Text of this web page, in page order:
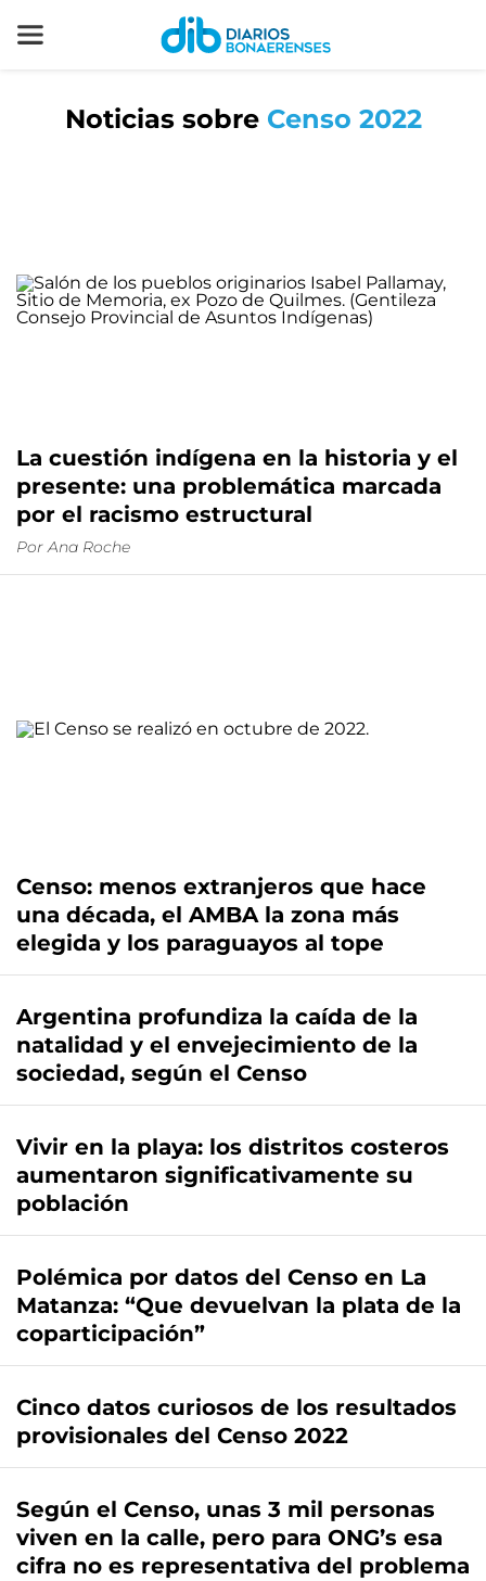
Noticias sobre Censo 2022
La cuestión indígena en la historia y el
presente: una problemática marcada
por el racismo estructural
Por Ana Roche
Censo: menos extranjeros que hace
una década, el AMBA la zona más
elegida y los paraguayos al tope
Argentina profundiza la caída de la
natalidad y el envejecimiento de la
sociedad, según el Censo
Vivir en la playa: los distritos costeros
aumentaron significativamente su
población
Polémica por datos del Censo en La
Matanza: “Que devuelvan la plata de la
coparticipación”
Cinco datos curiosos de los resultados
provisionales del Censo 2022
Según el Censo, unas 3 mil personas
viven en la calle, pero para ONG’s esa
cifra no es representativa del problema